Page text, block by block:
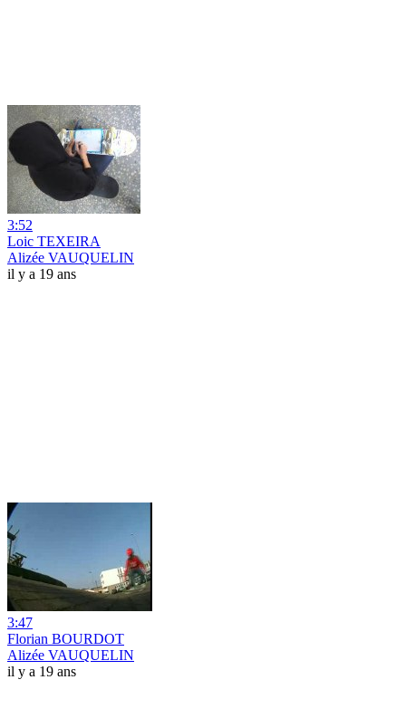
3:52
Loic TEXEIRA
Alizée VAUQUELIN
il y a 19 ans
3:47
Florian BOURDOT
Alizée VAUQUELIN
il y a 19 ans